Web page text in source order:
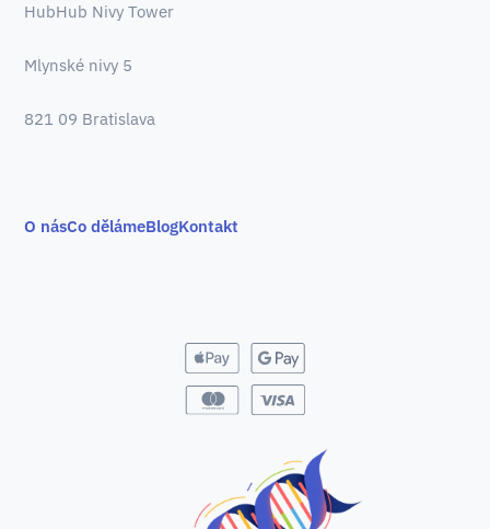
HubHub Nivy Tower
Mlynské nivy 5
821 09 Bratislava
O násCo dělámeBlogKontakt